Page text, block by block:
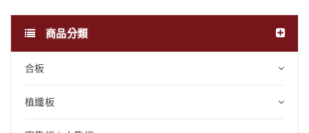
商品分類
合板
植纖板